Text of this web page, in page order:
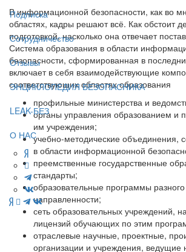
Подписка
Сотрудничество
Отзывы
ЭНЦИКЛОПЕДИЯ БЕЗОПАСНИКА
LEAK-БЕЗ
О НАС
В информационной безопасности, как во
областях, кадры решают всё. Как обстоит
подготовкой, насколько она отвечает
Система образования в области
безопасности, сформированная в
включает в себя взаимодействующие
соответствующих областях образования
профильные министерства и
органы управления образованием и
им учреждения;
учебно-методические объединения,
в области информационной
преемственные государственные
стандарты;
образовательные программы
направленности;
сеть образовательных учреждений,
лицензий обучающих по этим
отраслевые научные, проектные,
организации и учреждения, ведущие